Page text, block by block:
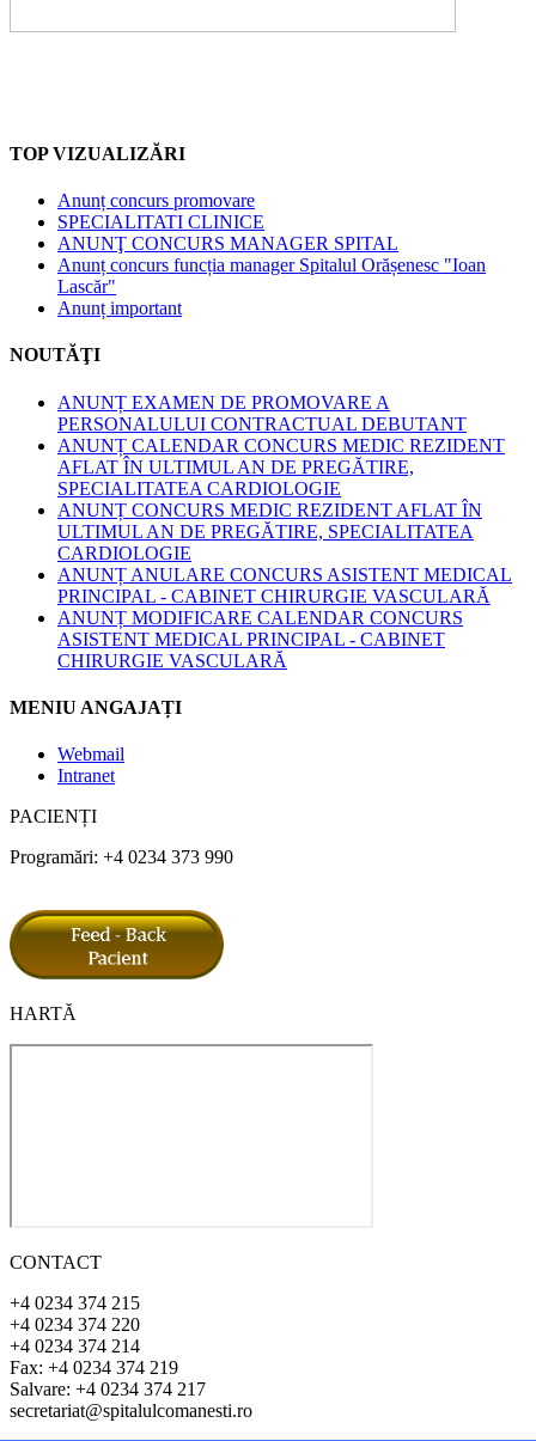
TOP VIZUALIZĂRI
Anunț concurs promovare
SPECIALITATI CLINICE
ANUNŢ CONCURS MANAGER SPITAL
Anunț concurs funcția manager Spitalul Orășenesc "Ioan
Lascăr"
Anunț important
NOUTĂŢI
ANUNȚ EXAMEN DE PROMOVARE A
PERSONALULUI CONTRACTUAL DEBUTANT
ANUNȚ CALENDAR CONCURS MEDIC REZIDENT
AFLAT ÎN ULTIMUL AN DE PREGĂTIRE,
SPECIALITATEA CARDIOLOGIE
ANUNȚ CONCURS MEDIC REZIDENT AFLAT ÎN
ULTIMUL AN DE PREGĂTIRE, SPECIALITATEA
CARDIOLOGIE
ANUNȚ ANULARE CONCURS ASISTENT MEDICAL
PRINCIPAL - CABINET CHIRURGIE VASCULARĂ
ANUNȚ MODIFICARE CALENDAR CONCURS
ASISTENT MEDICAL PRINCIPAL - CABINET
CHIRURGIE VASCULARĂ
MENIU ANGAJAȚI
Webmail
Intranet
PACIENȚI
Programări: +4 0234 373 990
HARTĂ
CONTACT
+4 0234 374 215
+4 0234 374 220
+4 0234 374 214
Fax: +4 0234 374 219
Salvare: +4 0234 374 217
secretariat@spitalulcomanesti.ro